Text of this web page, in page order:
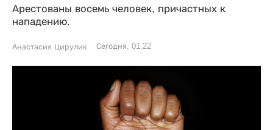
Арестованы восемь человек, причастных к
нападению.
Анастасия Цирулик Сегодня, 01:22